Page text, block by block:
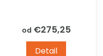
od €275,25
Detail